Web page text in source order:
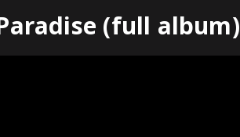
(full album)